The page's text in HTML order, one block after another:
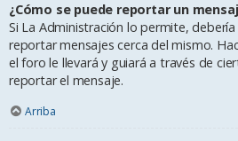
¿Cómo se puede reportar un
Si La Administración lo permite,
reportar mensajes cerca del mismo.
el foro le llevará y guiará a través de
reportar el mensaje.
Arriba